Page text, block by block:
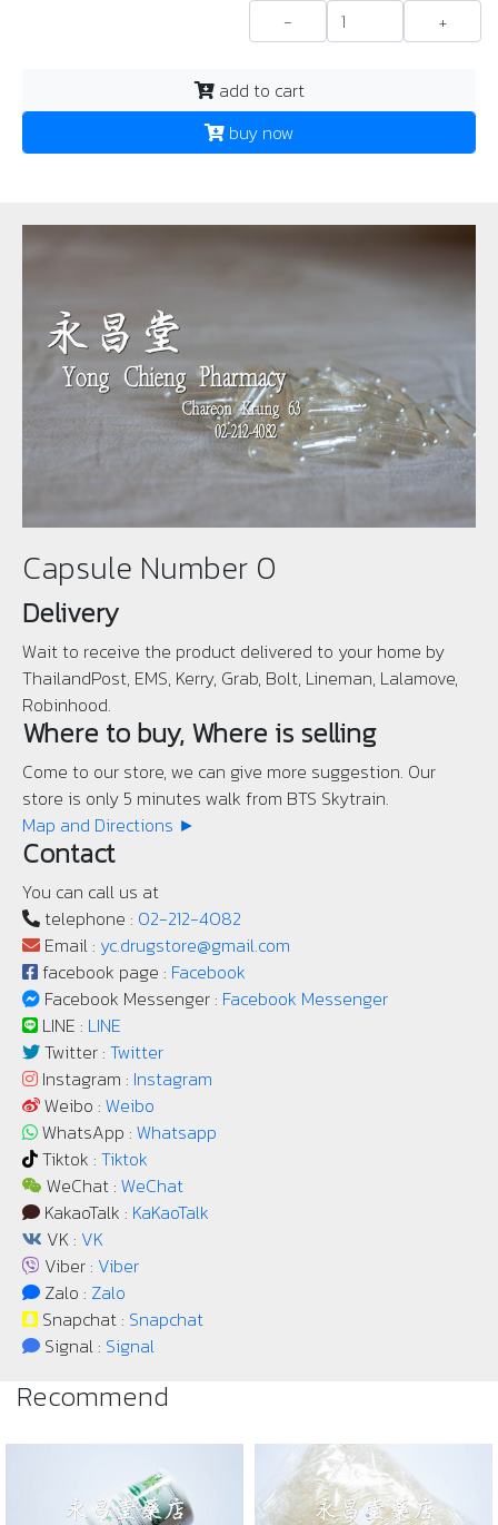
- +
add to cart
buy now
Capsule Number 0
Delivery
Wait to receive the product delivered to your home by
ThailandPost, EMS, Kerry, Grab, Bolt, Lineman, Lalamove,
Robinhood.
Where to buy, Where is selling
Come to our store, we can give more suggestion. Our
store is only 5 minutes walk from BTS Skytrain.
Map and Directions ►
Contact
You can call us at
telephone : 02-212-4082
Email : yc.drugstore@gmail.com
facebook page : Facebook
Facebook Messenger : Facebook Messenger
LINE : LINE
Twitter : Twitter
Instagram : Instagram
Weibo : Weibo
WhatsApp : Whatsapp
Tiktok : Tiktok
WeChat : WeChat
KakaoTalk : KaKaoTalk
VK : VK
Viber : Viber
Zalo : Zalo
Snapchat : Snapchat
Signal : Signal
Recommend